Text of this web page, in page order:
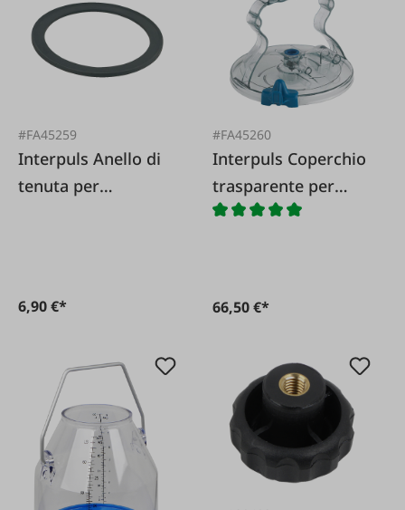
#FA45259
Interpuls Anello di
tenuta per
6,90 €*
#FA45260
Interpuls Coperchio
trasparente per
secchio per
66,50 €*